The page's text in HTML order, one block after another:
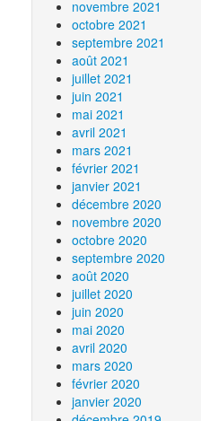
novembre 2021
octobre 2021
septembre 2021
août 2021
juillet 2021
juin 2021
mai 2021
avril 2021
mars 2021
février 2021
janvier 2021
décembre 2020
novembre 2020
octobre 2020
septembre 2020
août 2020
juillet 2020
juin 2020
mai 2020
avril 2020
mars 2020
février 2020
janvier 2020